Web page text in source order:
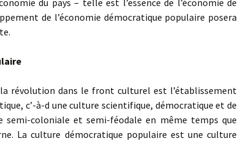
du pays – telle est l’essence de l’économie de
de l’économie démocratique populaire posera
révolution dans le front culturel est l’établissement
c’-à-d une culture scientifique, démocratique et de
semi-coloniale et semi-féodale en même temps que
La culture démocratique populaire est une culture